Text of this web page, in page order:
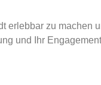
erlebbar zu
und Ihr